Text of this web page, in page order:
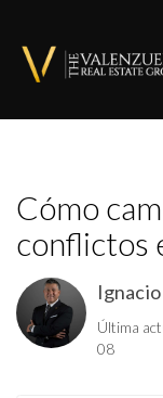
Cómo
conflictos
Última
08